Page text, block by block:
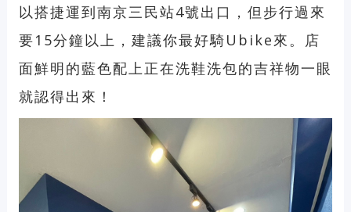
以搭捷運到南京三民站4號出口，但步行過來
要15分鐘以上，建議你最好騎Ubike來。店
面鮮明的藍色配上正在洗鞋洗包的吉祥物一眼
就認得出來！